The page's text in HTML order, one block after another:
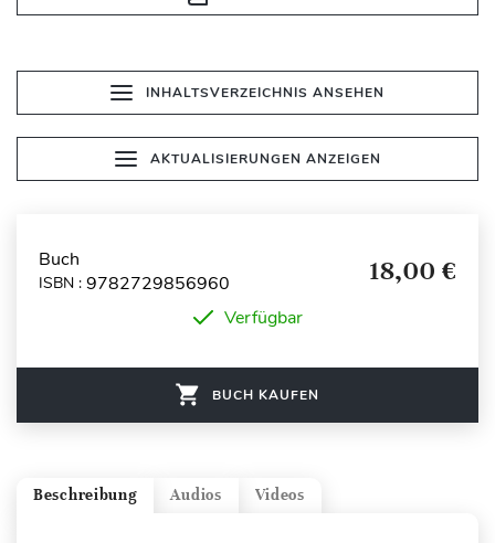
INHALTSVERZEICHNIS ANSEHEN
AKTUALISIERUNGEN ANZEIGEN
Buch
ISBN : 9782729856960 18,00 €
Verfügbar
BUCH KAUFEN
Videos
Audios
Beschreibung